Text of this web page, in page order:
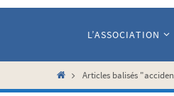
L’ASSOCIATION
HomeArticles balisés